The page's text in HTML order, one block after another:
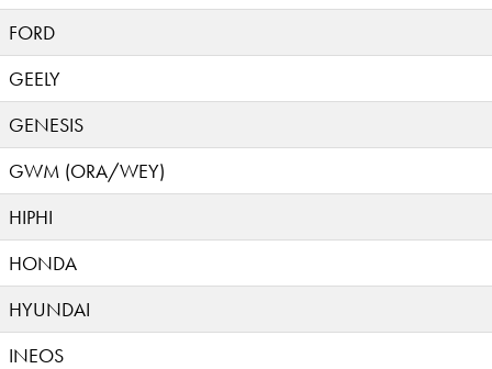
FORD
GEELY
GENESIS
GWM (ORA/WEY)
HIPHI
HONDA
HYUNDAI
INEOS